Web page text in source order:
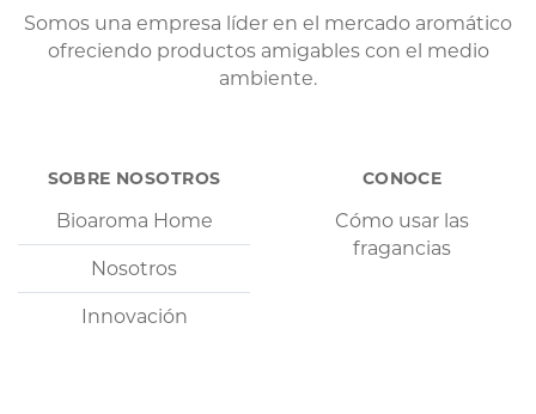
Somos una empresa líder en el mercado aromático
ofreciendo productos amigables con el medio
ambiente.
SOBRE NOSOTROS
Bioaroma Home
Nosotros
Innovación
CONOCE
Cómo usar las
fragancias